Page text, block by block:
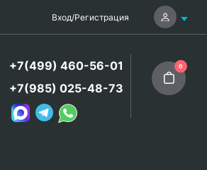
Вход/Регистрация
+7(499) 460-56-01
+7(985) 025-48-73
0